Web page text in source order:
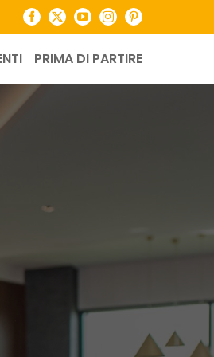
Facebook
X YouTubeInstagramPinterest
PRIMA DI PARTIRE